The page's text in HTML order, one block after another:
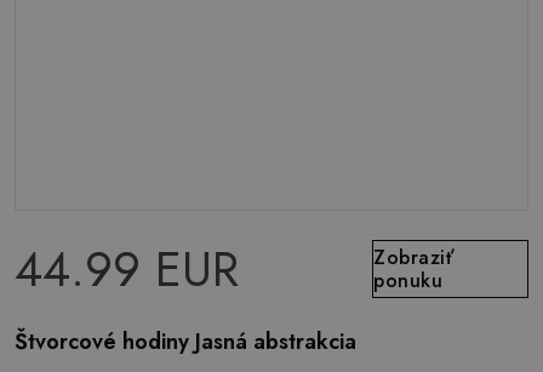
44.99 EUR
Zobraziť
ponuku
Štvorcové hodiny Jasná abstrakcia